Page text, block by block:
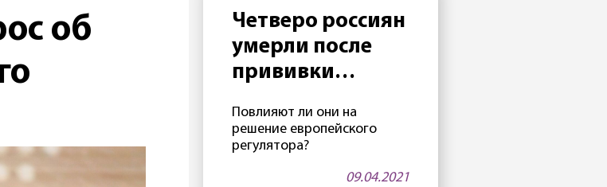
об
Четверо россиян
умерли после
прививки
Повлияют ли они на
решение европейского
регулятора?
09.04.2021